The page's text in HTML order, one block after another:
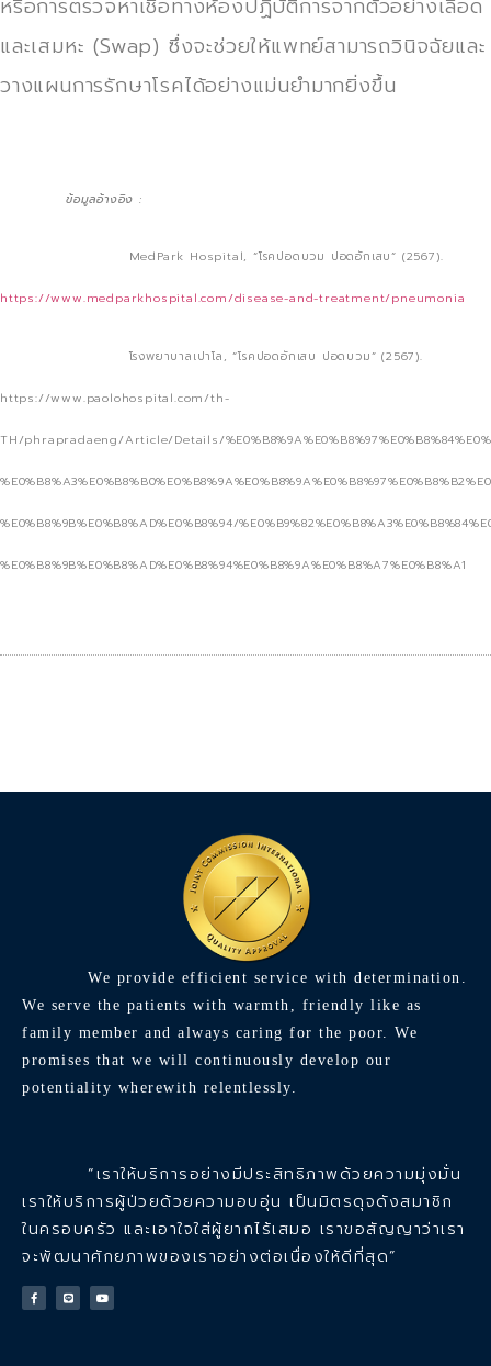
หรือการตรวจหาเชื้อทางห้องปฏิบัติการจากตัวอย่างเลือด
และเสมหะ (Swap) ซึ่งจะช่วยให้แพทย์สามารถวินิจฉัยและ
วางแผนการรักษาโรคได้อย่างแม่นยำมากยิ่งขึ้น
ข้อมูลอ้างอิง :
MedPark Hospital, “โรคปอดบวม ปอดอักเสบ” (2567).
https://www.medparkhospital.com/disease-and-treatment/pneumonia
โรงพยาบาลเปาโล, “โรคปอดอักเสบ ปอดบวม” (2567).
https://www.paolohospital.com/th-
TH/phrapradaeng/Article/Details/
%E0%B8%9B%E0%B8%AD%E0%B8%94/
%E0%B8%9B%E0%B8%AD%E0%B8%94%E0%B8%9A%E0%B8%A7%E0%B8%A1
We provide efficient service with determination.
We serve the patients with warmth, friendly like as
family member and always caring for the poor. We
promises that we will continuously develop our
potentiality wherewith relentlessly.
“เราให้บริการอย่างมีประสิทธิภาพด้วยความมุ่งมั่น
เราให้บริการผู้ป่วยด้วยความอบอุ่น เป็นมิตรดุจดังสมาชิก
ในครอบครัว และเอาใจใส่ผู้ยากไร้เสมอ เราขอสัญญาว่าเรา
จะพัฒนาศักยภาพของเราอย่างต่อเนื่องให้ดีที่สุด”